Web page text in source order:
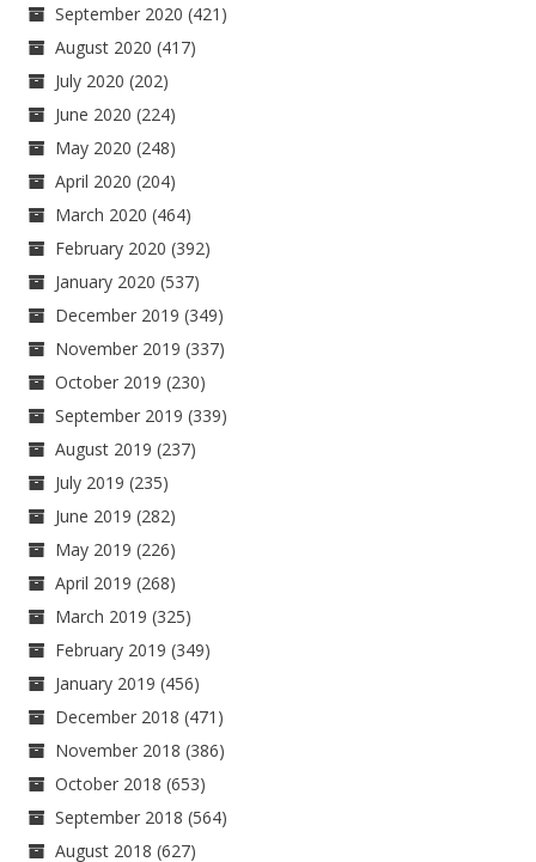
September 2020 (421)
August 2020 (417)
July 2020 (202)
June 2020 (224)
May 2020 (248)
April 2020 (204)
March 2020 (464)
February 2020 (392)
January 2020 (537)
December 2019 (349)
November 2019 (337)
October 2019 (230)
September 2019 (339)
August 2019 (237)
July 2019 (235)
June 2019 (282)
May 2019 (226)
April 2019 (268)
March 2019 (325)
February 2019 (349)
January 2019 (456)
December 2018 (471)
November 2018 (386)
October 2018 (653)
September 2018 (564)
August 2018 (627)